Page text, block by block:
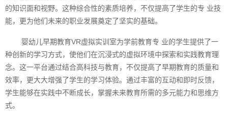
的知识面和视野。这种综合性的素质培养，不仅提高了学生的专 业技
能，更为他们未来的职业发展奠定了坚实的基础。
婴幼儿早期教育VR虚拟实训室为学前教育专 业的学生提供了一
种创新的学习方式，使他们在沉浸式的虚拟环境中探索和实践教育理
念。这一平台通过结合高科技与教育，不仅提高了早期教育的质量和
效率，更大大增强了学生的学习体验。通过丰富的互动和即时反馈，
学生能够在实践中不断成长，掌握未来教育所需的多元能力和思维方
式。‍